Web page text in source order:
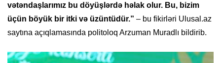
vətəndaşlarımız bu döyüşlərdə həlak olur. Bu, bizim
üçün böyük bir itki və üzüntüdür.” – bu fikirləri Ulusal.az
saytına açıqlamasında politoloq Arzuman Muradlı bildirib.